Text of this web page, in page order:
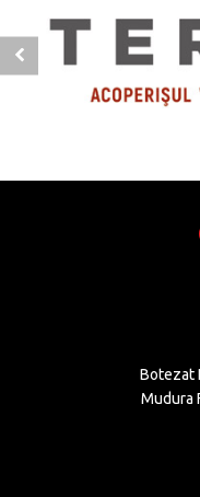
Botezat
Mudura